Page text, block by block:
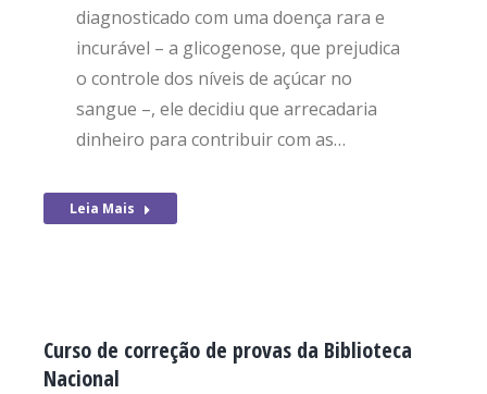
diagnosticado com uma doença rara e
incurável – a glicogenose, que prejudica
o controle dos níveis de açúcar no
sangue –, ele decidiu que arrecadaria
dinheiro para contribuir com as…
Leia Mais
Curso de correção de provas da Biblioteca
Nacional